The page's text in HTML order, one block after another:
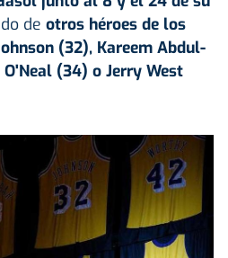
de otros héroes de los
(32), Kareem Abdul-
(34) o Jerry West